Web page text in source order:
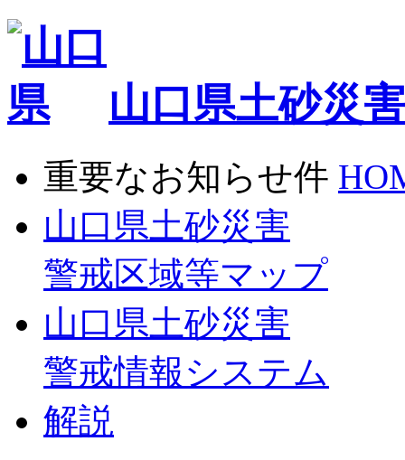
山口県土砂災
重要なお知らせ件
山口県土砂災害
警戒区域等マップ
山口県土砂災害
警戒情報システム
解説